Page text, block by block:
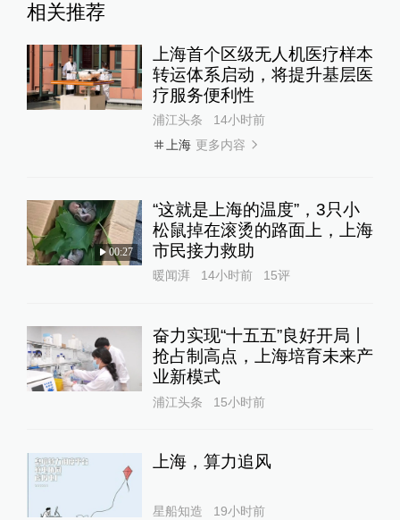
相关推荐
上海首个区级无人机医疗样本
转运体系启动，将提升基层医
疗服务便利性
浦江头条
14小时前
上海 更多内容
00:27
“这就是上海的温度”，3只小
松鼠掉在滚烫的路面上，上海
市民接力救助
暖闻湃 14小时前 15评
奋力实现“十五五”良好开局丨
抢占制高点，上海培育未来产
业新模式
浦江头条 15小时前
上海，算力追风
星船知造 19小时前